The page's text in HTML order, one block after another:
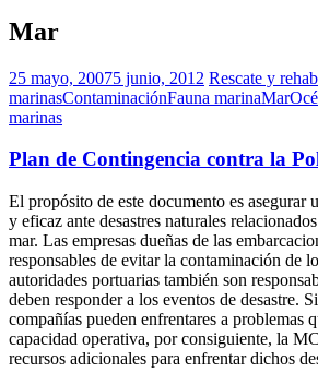
Mar
25 mayo, 20075 junio, 2012 Rescate y
marinasContaminaciónFauna marinaMar
marinas
Plan de Contingencia contra la
El propósito de este documento es asegurar
y eficaz ante desastres naturales
mar. Las empresas dueñas de las
responsables de evitar la contaminación de
autoridades portuarias también son
deben responder a los eventos de desastre.
compañías pueden enfrentares a problemas
capacidad operativa, por consiguiente, la
recursos adicionales para enfrentar dichos